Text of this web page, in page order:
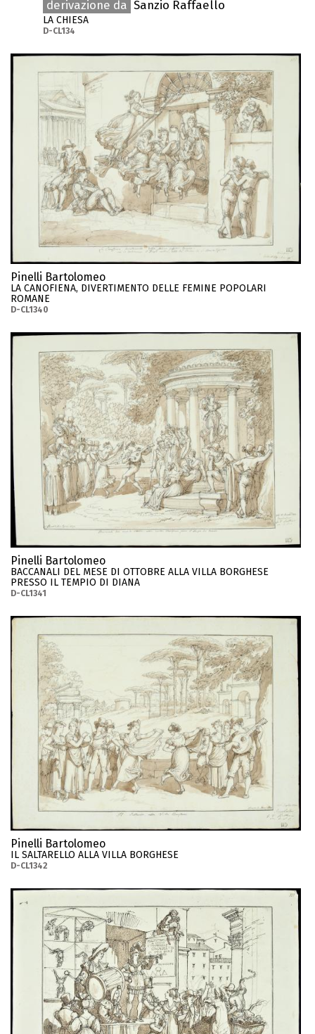
derivazione da Sanzio Raffaello
LA CHIESA
D-CL134
Pinelli Bartolomeo
LA CANOFIENA, DIVERTIMENTO DELLE FEMINE POPOLARI
ROMANE
D-CL1340
Pinelli Bartolomeo
BACCANALI DEL MESE DI OTTOBRE ALLA VILLA BORGHESE
PRESSO IL TEMPIO DI DIANA
D-CL1341
Pinelli Bartolomeo
IL SALTARELLO ALLA VILLA BORGHESE
D-CL1342